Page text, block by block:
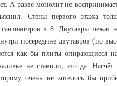
А разве монолит не
Стены первого этажа
в 8. Двутавры лежат
посередине двутавров (по
как бы плиты опирающиеся
не ставили, это да. Насчёт
очень не хотелось бы